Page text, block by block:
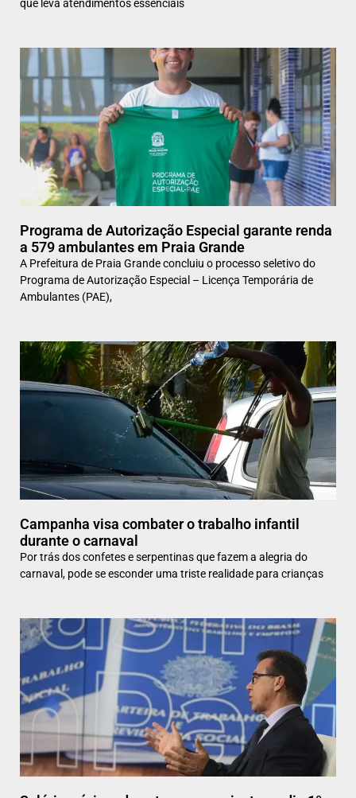
que leva atendimentos essenciais
Programa de Autorização Especial garante renda
a 579 ambulantes em Praia Grande
A Prefeitura de Praia Grande concluiu o processo seletivo do
Programa de Autorização Especial – Licença Temporária de
Ambulantes (PAE),
Campanha visa combater o trabalho infantil
durante o carnaval
Por trás dos confetes e serpentinas que fazem a alegria do
carnaval, pode se esconder uma triste realidade para crianças